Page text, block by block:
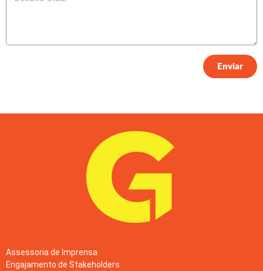
Enviar
Assessoria de Imprensa
Engajamento de Stakeholders